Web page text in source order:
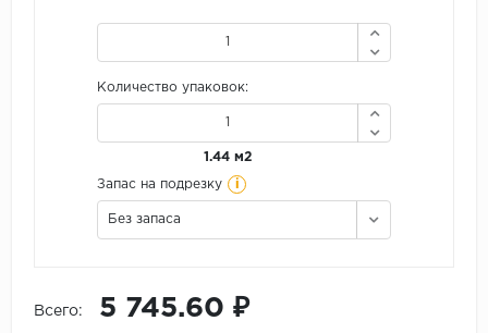
Количество упаковок:
1.44 м2
Запас на подрезку i
Без запаса
Всего: 5 745.60 ₽